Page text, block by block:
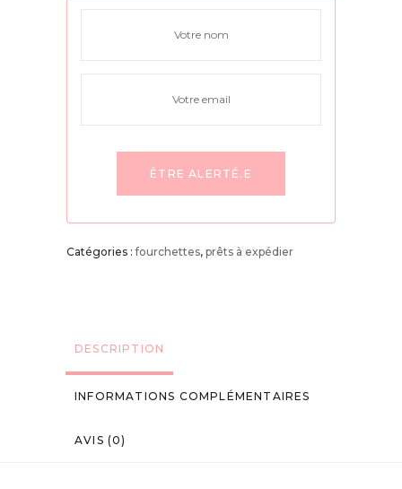
Catégories :fourchettes, prêts à expédier
DESCRIPTION
INFORMATIONS COMPLÉMENTAIRES
AVIS (0)